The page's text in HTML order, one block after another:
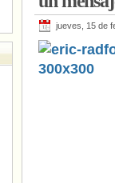
jueves, 15 de